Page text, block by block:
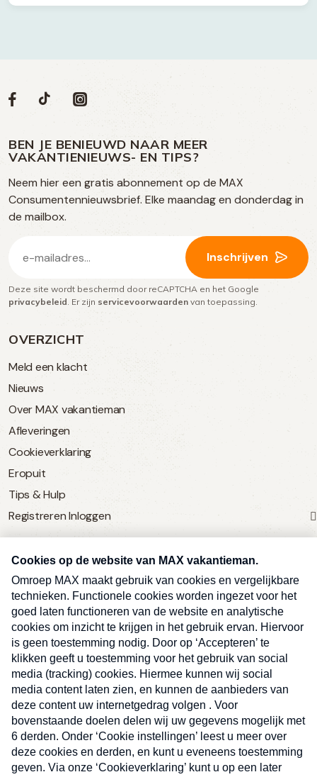
OVERZICHT
Meld een klacht
Nieuws
Over MAX vakantieman
Afleveringen
Cookieverklaring
Eropuit
Tips & Hulp
Registreren Inloggen
SERVICE
Over Omroep MAX
MAX Vandaag
MAX Meldpunt
Pers
Contact
Algemene voorwaarden
Privacyverklaring
Kwetsbaarheid melden
RegistrerenInloggen
Volg
op
social
media
Social
Volg
op
Facebook
Volg
op
TikTok
Volg
op
Instagram
BEN JE BENIEUWD NAAR MEER
VAKANTIENIEUWS- EN TIPS?
Neem hier een gratis abonnement op de MAX
Consumentennieuwsbrief. Elke maandag en donderdag in
de mailbox.
mailadres
(Vereist)
Inschrijven
Deze site wordt beschermd door reCAPTCHA en het Google
privacybeleid . Er zijn servicevoorwaarden van toepassing.
Ben je benieuwd naar meer
vakantienieuws- en tips?
E-
Inschrijven